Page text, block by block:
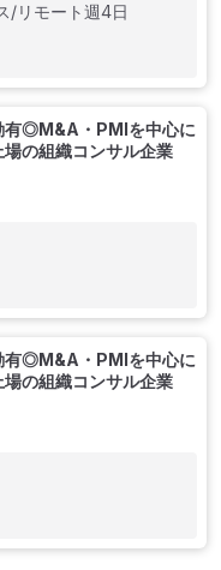
/リモート週4日
有◎M&A・PMIを中心に
の組織コンサル企業
有◎M&A・PMIを中心に
の組織コンサル企業